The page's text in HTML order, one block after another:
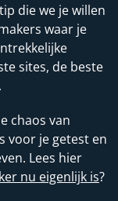
die we je willen
waar je
sites, de beste
chaos van
voor je getest en
Lees hier
nu eigenlijk is?